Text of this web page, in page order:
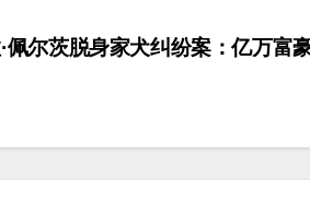
佩尔茨脱身家犬纠纷案：亿万富